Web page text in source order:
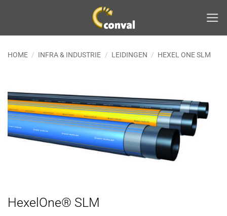
inhoud
HOME / INFRA & INDUSTRIE / LEIDINGEN / HEXEL ONE SLM
HexelOne® SLM